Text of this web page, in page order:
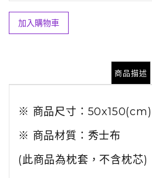
加入購物車
商品描述
※ 商品尺寸：50x150(cm)
※ 商品材質：秀士布
(此商品為枕套，不含枕芯)